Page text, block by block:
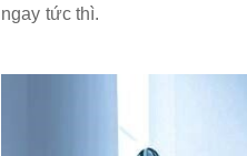
ngay tức thì.